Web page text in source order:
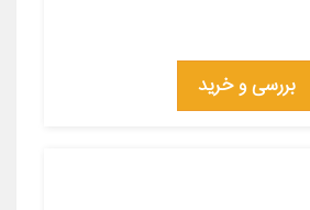
بررسی و خرید